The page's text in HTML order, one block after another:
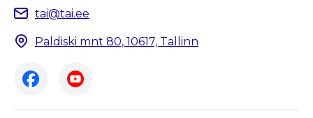
tai@tai.ee
Paldiski mnt 80, 10617, Tallinn